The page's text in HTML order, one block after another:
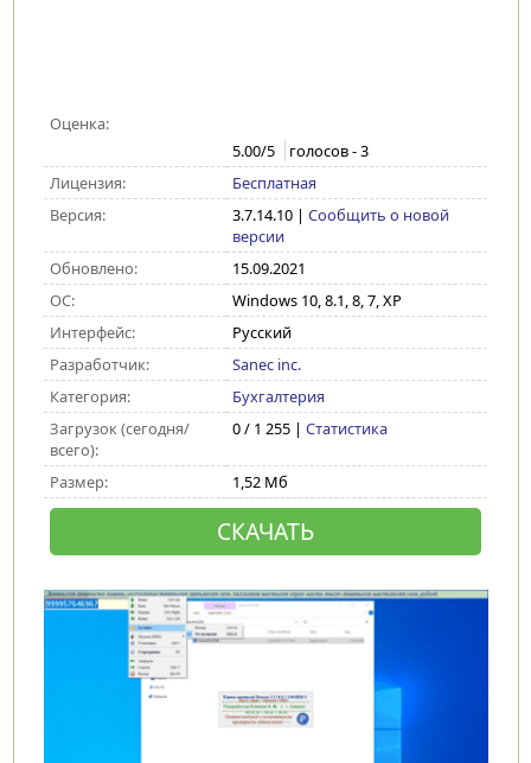
Оценка:
5.00/5 голосов -3
Лицензия:
Бесплатная
Версия:
3.7.14.10| Сообщить о новой
версии
Обновлено:
15.09.2021
ОС:
Windows 10, 8.1, 8, 7, XP
Интерфейс:
Русский
Разработчик:
Sanec inc.
Категория:
Бухгалтерия
Загрузок (сегодня/
всего):
0 / 1 255 | Статистика
Размер: 1,52 Мб
СКАЧАТЬ